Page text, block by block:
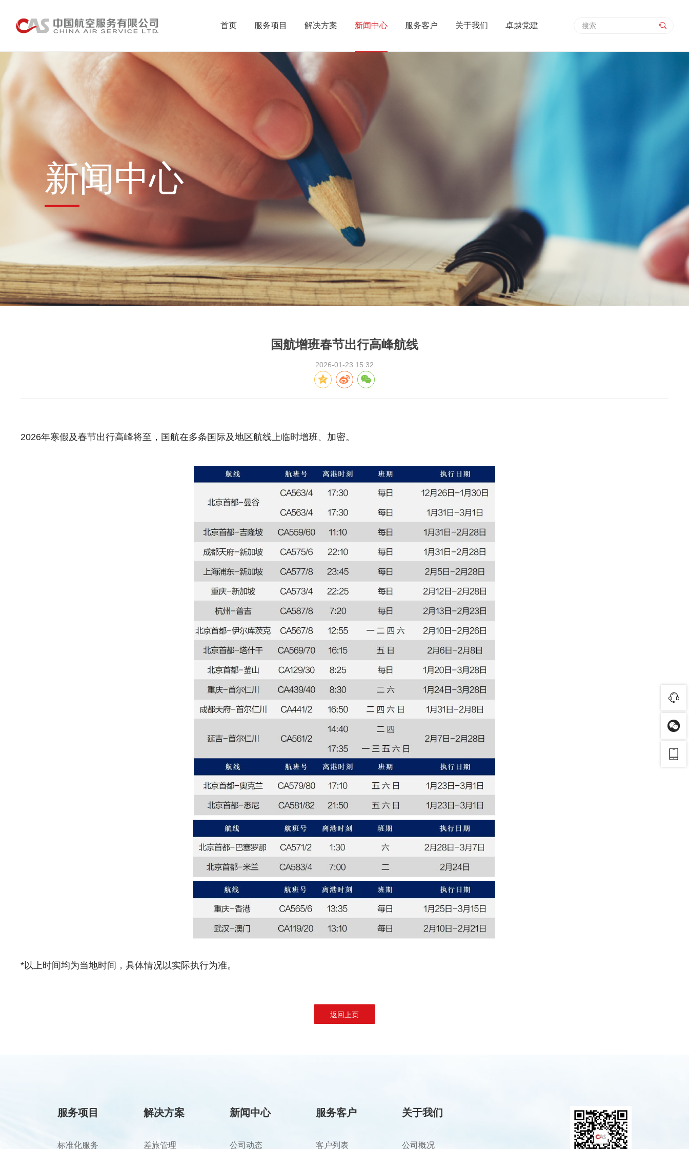
首页 服务项目 解决方案 新闻中心 服务客户 关于我们 卓越党建
新闻中心
国航增班春节出行高峰航线
2026-01-23 15:32
2026年寒假及春节出行高峰将至，国航在多条国际及地区航线上临时增班、加密。
*以上时间均为当地时间，具体情况以实际执行为准。
返回上页
服务项目
标准化服务
解决方案
差旅管理
新闻中心
公司动态
服务客户
客户列表
关于我们
公司概况